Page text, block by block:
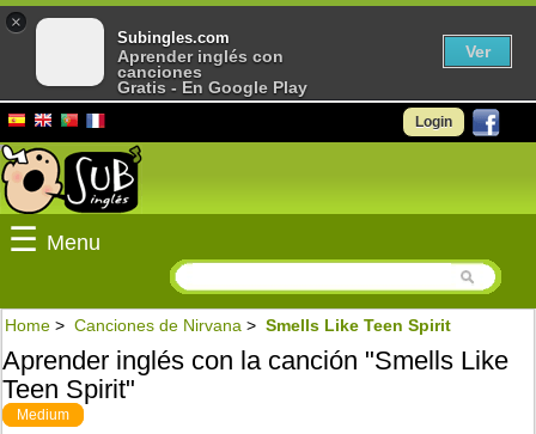
Login
☰ Menu
Home > Canciones de Nirvana > Smells Like Teen Spirit
Aprender inglés con la canción "Smells Like
Teen Spirit"
Medium
×
Subingles.com
Aprender inglés con
canciones
Gratis - En Google Play
Ver